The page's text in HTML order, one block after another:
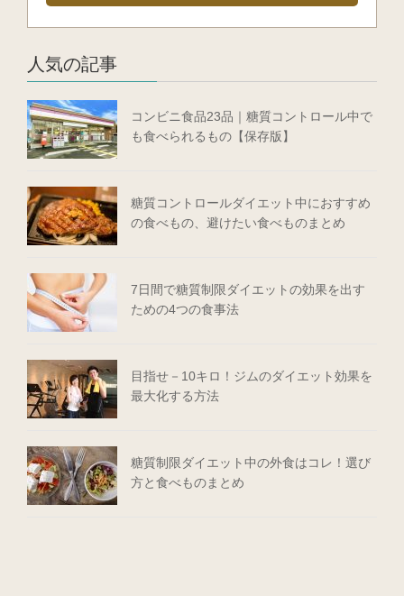
人気の記事
コンビニ食品23品｜糖質コントロール中で
も食べられるもの【保存版】
糖質コントロールダイエット中におすすめ
の食べもの、避けたい食べものまとめ
7日間で糖質制限ダイエットの効果を出す
ための4つの食事法
目指せ－10キロ！ジムのダイエット効果を
最大化する方法
糖質制限ダイエット中の外食はコレ！選び
方と食べものまとめ